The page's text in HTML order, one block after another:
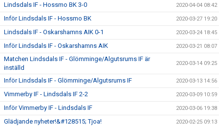
Lindsdals IF - Hossmo BK 3-0 2020-04-04 08:42
Inför Lindsdals IF - Hossmo BK 2020-03-27 19:20
Lindsdals IF - Oskarshamns AIK 0-1 2020-03-24 18:45
Inför Lindsdals IF - Oskarshamns AIK 2020-03-21 08:07
Matchen Lindsdals IF - Glömminge/Algutsrums IF är
inställd
2020-03-14 09:25
Inför Lindsdals IF - Glömminge/Algutsrums IF 2020-03-13 14:56
Vimmerby IF - Lindsdals IF 2-2 2020-03-09 10:59
Inför Vimmerby IF - Lindsdals IF 2020-03-06 19:38
Glädjande nyheter!&#128515; Tjoa! 2020-02-25 09:13